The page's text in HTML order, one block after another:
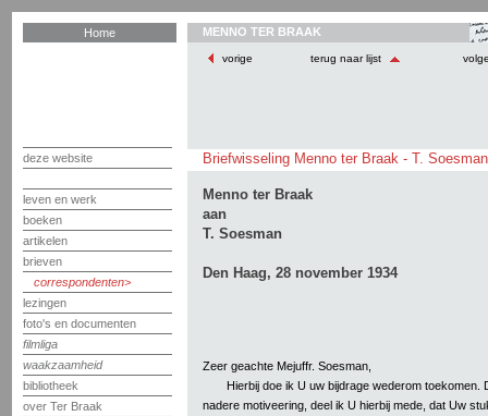
Home
deze website
leven en werk
boeken
artikelen
brieven
correspondenten
lezingen
foto's en documenten
filmliga
waakzaamheid
bibliotheek
over Ter Braak
MENNO TER BRAAK
vorige terug naar lijst
Briefwisseling Menno ter Braak - T. Soesman
Menno ter Braak
aan
T. Soesman
Den Haag, 28 november 1934
Zeer geachte Mejuffr. Soesman,
Hierbij doe ik U uw bijdrage wederom toekomen.
nadere motiveering, deel ik U hierbij mede, dat Uw